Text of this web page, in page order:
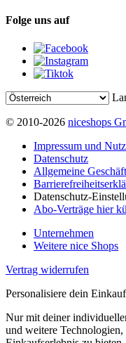
Folge uns auf
© 2010-2026 niceshops
Impressum und
Datenschutz
Allgemeine
Datenschutz-
Abo-Verträge hier
Unternehmen
Weitere nice Shops
Vertrag widerrufen
Personalisiere dein
Nur mit deiner
und weitere